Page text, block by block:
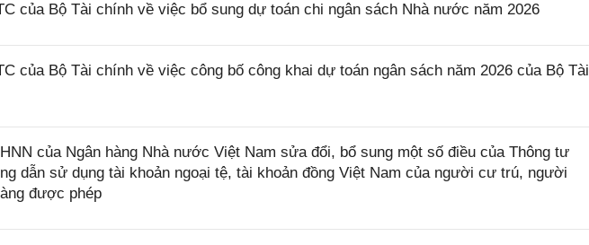
của Bộ Tài chính về việc bổ sung dự toán chi ngân sách Nhà nước năm 2026
của Bộ Tài chính về việc công bố công khai dự toán ngân sách năm 2026 của Bộ Tài
của Ngân hàng Nhà nước Việt Nam sửa đổi, bổ sung một số điều của Thông tư
dẫn sử dụng tài khoản ngoại tệ, tài khoản đồng Việt Nam của người cư trú, người
được phép